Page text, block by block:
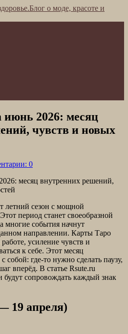
Блог о моде, красоте и
июнь 2026: месяц
чувств и новых
0
летний сезон с мощной
период станет своеобразной
многие события начнут
направлении. Карты Таро
усиление чувств и
к себе. Этот месяц
собой: где-то нужно сделать паузу,
вперёд. В статье Rsute.ru
будут сопровождать каждый знак
19 апреля)